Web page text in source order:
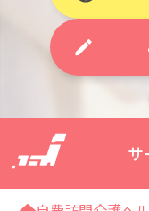
サ